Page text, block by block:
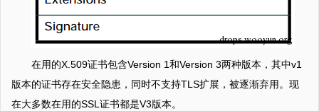
在用的X.509证书包含Version 1和Version 3两种版本，其中v1
版本的证书存在安全隐患，同时不支持TLS扩展，被逐渐弃用。现
在大多数在用的SSL证书都是V3版本。